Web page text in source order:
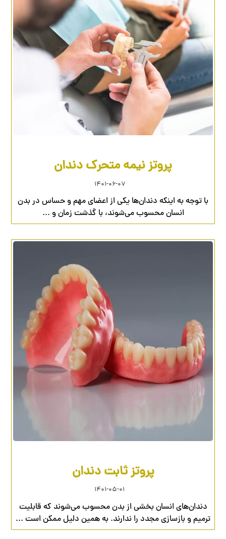
پروتز نیمه متحرک دندان
۱۴۰۱-۰۶-۰۷
با توجه به اینکه دندان‌ها یکی از اعضای مهم و حساس در بدن
انسان محسوب می‌شوند، با گذشت زمان و ...
پروتز ثابت دندان
۱۴۰۱-۰۵-۰۱
دندان‌های انسان بخشی از بدن محسوب می‌شوند که قابلیت
ترمیم و بازسازی مجدد را ندارند. به همین دلیل ممکن است ...